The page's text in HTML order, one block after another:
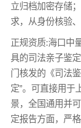
立归档加密存储
求，从身份核验
正规资质:海口中
具的司法亲子鉴
门核发的《司法
定”。可直接用于
景，全国通用并
定报告方面，严